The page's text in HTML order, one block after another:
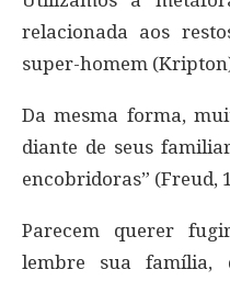
relacionada aos
super-homem
Da mesma forma,
diante de seus
encobridoras” (Freud,
Parecem querer
lembre sua família,